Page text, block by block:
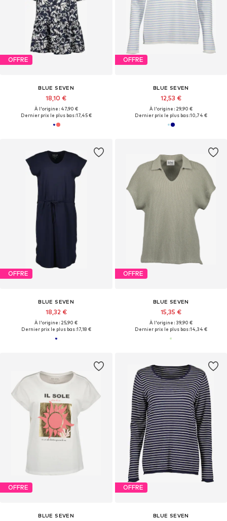
OFFRE
BLUE SEVEN
18,10 €
À l'origine : 47,90 €
Dernier prix le plus bas :17,45 €
OFFRE
BLUE SEVEN
12,53 €
À l'origine : 29,90 €
Dernier prix le plus bas :10,74 €
OFFRE
BLUE SEVEN
18,32 €
À l'origine : 25,90 €
Dernier prix le plus bas :17,18 €
OFFRE
BLUE SEVEN
15,35 €
À l'origine : 39,90 €
Dernier prix le plus bas :14,34 €
OFFRE
BLUE SEVEN
OFFRE
BLUE SEVEN